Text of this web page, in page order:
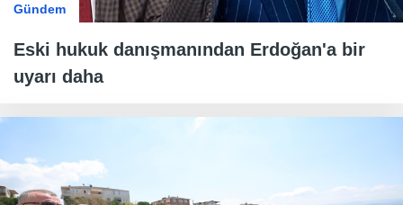
Gündem
Eski hukuk danışmanından Erdoğan'a bir
uyarı daha